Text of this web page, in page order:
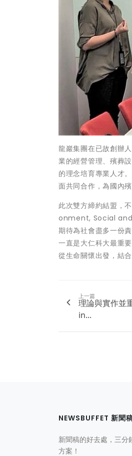
龍巖集團在已故創辦
業的經營管理、殯葬
的理念培育專業人才
面共同合作，為國內
此次雙方締約結盟，
onment, Social and
期待為社會盡多一份
一直是大仁科大最重
從生命關懷出發，結
上一篇
理論與實作並
in...
NEWSBUFFET 新聞
新聞稿的好去處，三分
方案！